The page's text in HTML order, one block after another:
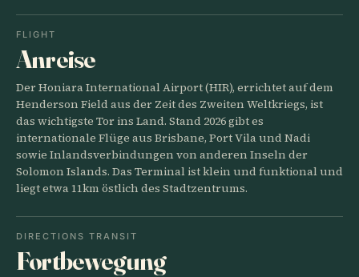
FLIGHT
Anreise
Der Honiara International Airport (HIR), errichtet auf dem
Henderson Field aus der Zeit des Zweiten Weltkriegs, ist
das wichtigste Tor ins Land. Stand 2026 gibt es
internationale Flüge aus Brisbane, Port Vila und Nadi
sowie Inlandsverbindungen von anderen Inseln der
Solomon Islands. Das Terminal ist klein und funktional und
liegt etwa 11km östlich des Stadtzentrums.
DIRECTIONS TRANSIT
Fortbewegung